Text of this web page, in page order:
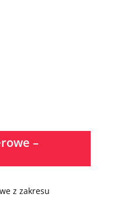
–
z zakresu